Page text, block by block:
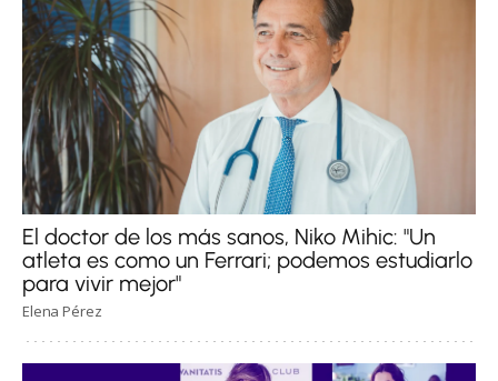
El doctor de los más sanos, Niko Mihic: "Un
atleta es como un Ferrari; podemos estudiarlo
para vivir mejor"
Elena Pérez